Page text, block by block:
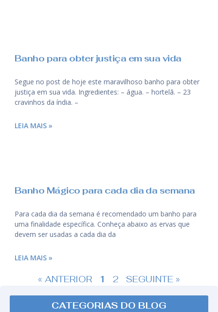
Banho para obter justiça em sua vida
Segue no post de hoje este maravilhoso banho para obter
justiça em sua vida. Ingredientes: – água. – hortelã. – 23
cravinhos da índia. –
LEIA MAIS »
Banho Mágico para cada dia da semana
Para cada dia da semana é recomendado um banho para
uma finalidade específica. Conheça abaixo as ervas que
devem ser usadas a cada dia da
LEIA MAIS »
« ANTERIOR 1 2 SEGUINTE »
CATEGORIAS DO BLOG